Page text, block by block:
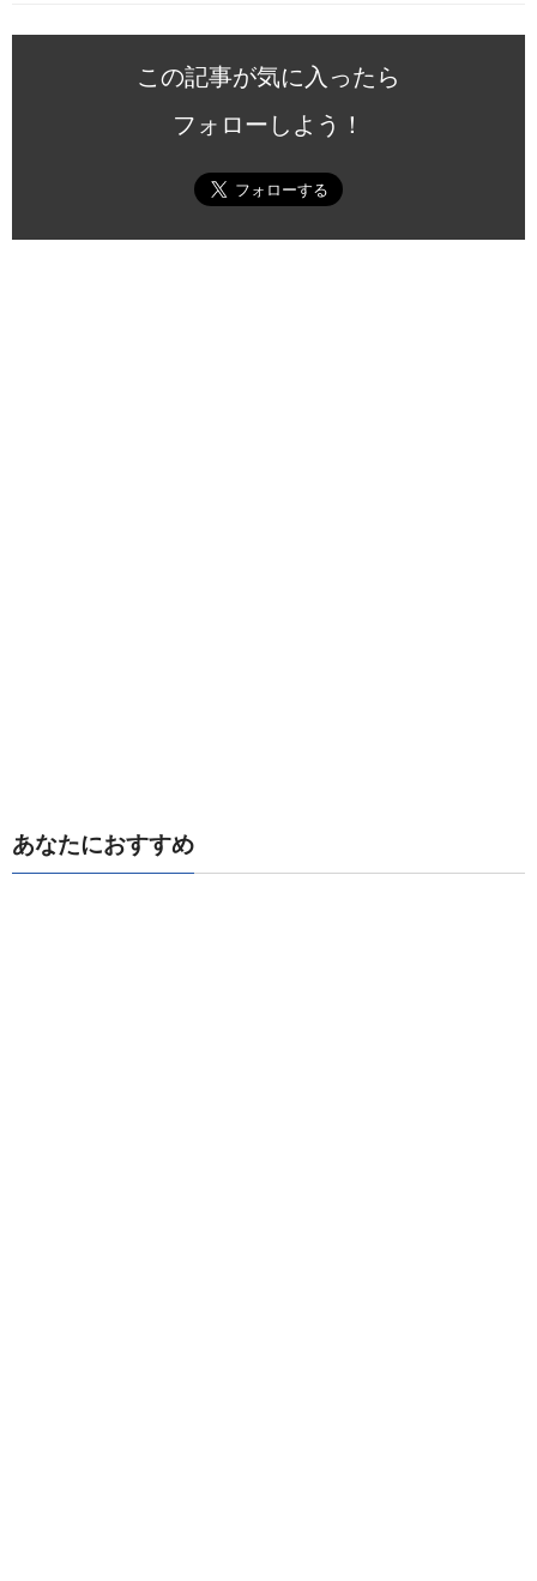
この記事が気に入ったら
フォローしよう！
あなたにおすすめ